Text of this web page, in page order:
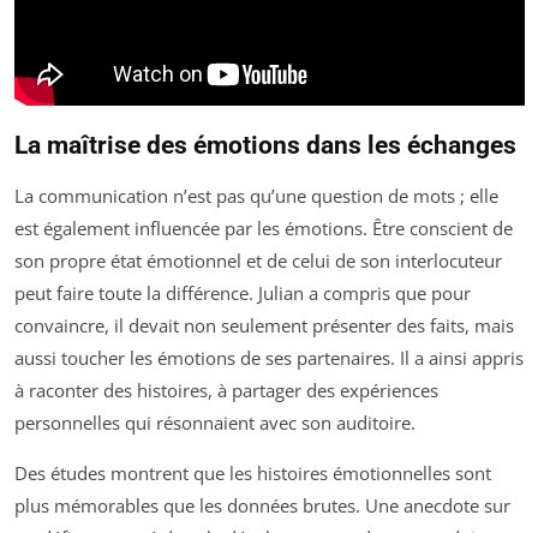
La maîtrise des émotions dans les échanges
La communication n’est pas qu’une question de mots ; elle
est également influencée par les émotions. Être conscient de
son propre état émotionnel et de celui de son interlocuteur
peut faire toute la différence. Julian a compris que pour
convaincre, il devait non seulement présenter des faits, mais
aussi toucher les émotions de ses partenaires. Il a ainsi appris
à raconter des histoires, à partager des expériences
personnelles qui résonnaient avec son auditoire.
Des études montrent que les histoires émotionnelles sont
plus mémorables que les données brutes. Une anecdote sur